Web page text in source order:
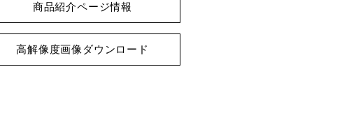
商品紹介ページ情報
高解像度画像ダウンロード